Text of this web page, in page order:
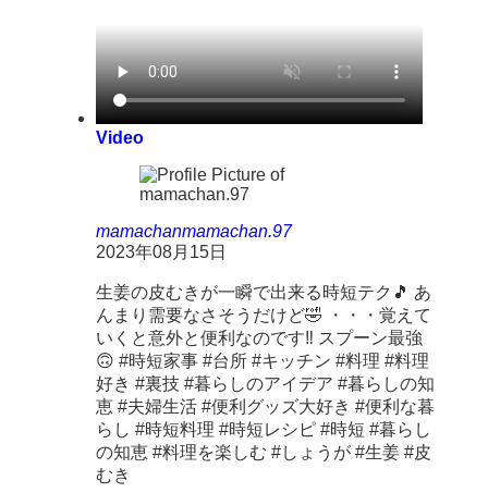
Video
mamachanmamachan.97
2023年08月15日
生姜の皮むきが一瞬で出来る時短テク🎵 あ
んまり需要なさそうだけど🤣 ・・・覚えて
いくと意外と便利なのです‼ スプーン最強
🙃 #時短家事 #台所 #キッチン #料理 #料理
好き #裏技 #暮らしのアイデア #暮らしの知
恵 #夫婦生活 #便利グッズ大好き #便利な暮
らし #時短料理 #時短レシピ #時短 #暮らし
の知恵 #料理を楽しむ #しょうが #生姜 #皮
むき